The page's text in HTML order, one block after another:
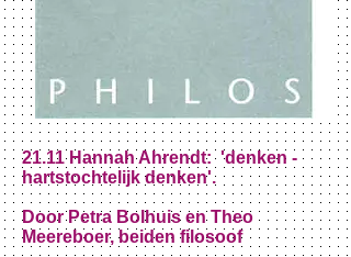
21.11 Hannah Ahrendt: 'denken -
hartstochtelijk denken'.
Door Petra Bolhuis en Theo
Meereboer, beiden filosoof